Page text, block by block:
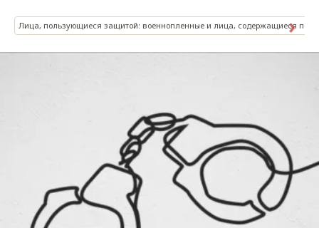
Лица, пользующиеся защитой: военнопленные и лица, содержащиеся под